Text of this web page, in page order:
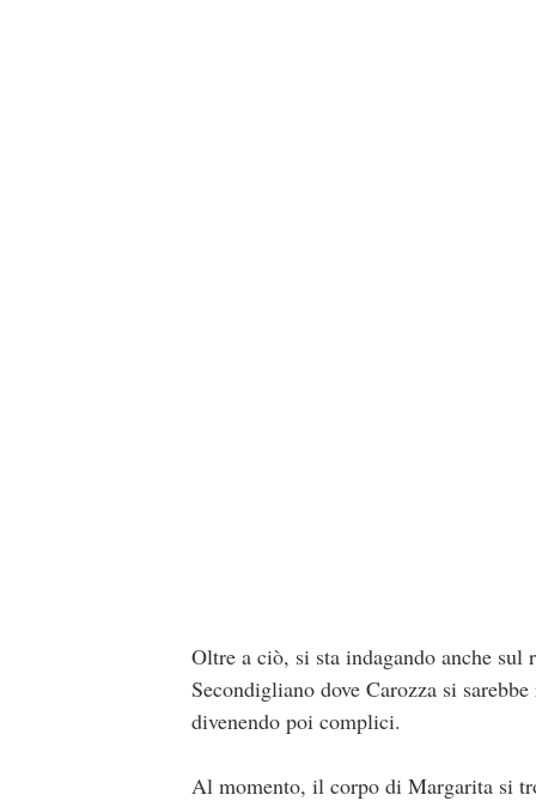
Oltre a ciò, si sta indagando anche
Secondigliano dove Carozza si
divenendo poi complici.
Al momento, il corpo di Margarita si